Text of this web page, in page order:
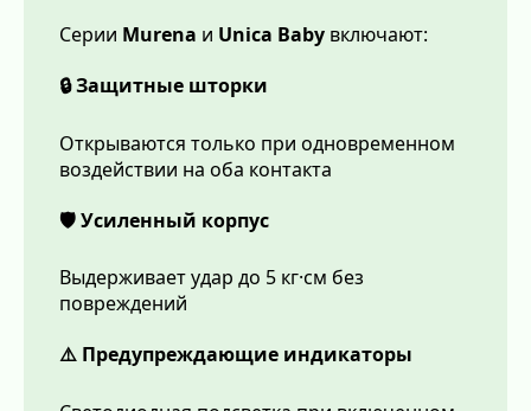
Серии Murena и Unica Baby включают:
🔒 Защитные шторки
Открываются только при одновременном
воздействии на оба контакта
🛡️ Усиленный корпус
Выдерживает удар до 5 кг·см без
повреждений
⚠️ Предупреждающие индикаторы